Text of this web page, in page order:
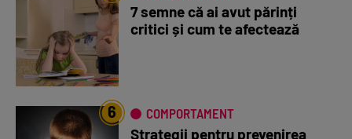
7 semne că ai avut părinți
critici și cum te afectează
6 COMPORTAMENT
Strategii pentru prevenirea